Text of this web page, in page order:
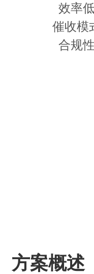
效率
催收模
合规
方案概述